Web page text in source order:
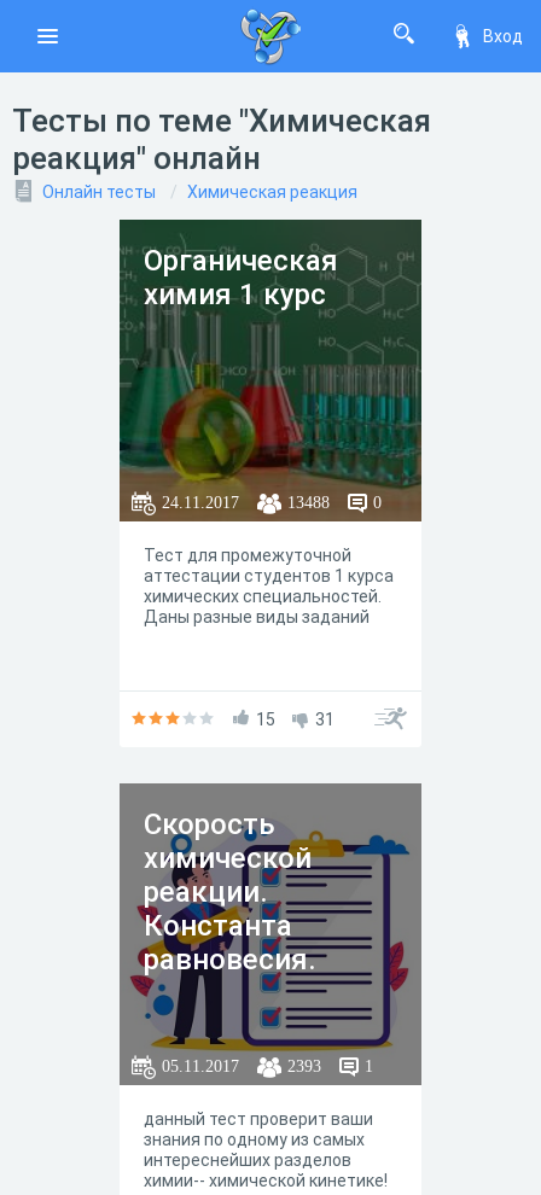
Вход
Тесты по теме "Химическая
реакция" онлайн
Онлайн тесты Химическая реакция
Органическая
химия 1 курс
24.11.2017 13488 0
Тест для промежуточной
аттестации студентов 1 курса
химических специальностей.
Даны разные виды заданий
15 31
Скорость
химической
реакции.
Константа
равновесия.
05.11.2017 2393 1
данный тест проверит ваши
знания по одному из самых
интереснейших разделов
химии-- химической кинетике!